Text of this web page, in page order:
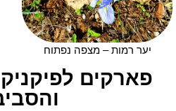
יער רמות – מצפה נפתוח
פארקים